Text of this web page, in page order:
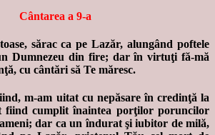
Cântarea a 9-a
sărac ca pe Lazăr, alungând poftele
Dumnezeu din fire; dar în virtuţi fă-mă
cu cântări să Te măresc.
m-am uitat cu nepăsare în credinţă la
fiind cumplit înaintea porţilor poruncilor
dar ca un îndurat şi iubitor de milă,